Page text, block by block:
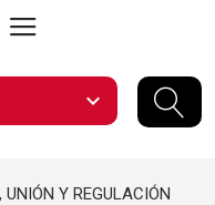
expand_more
Y REGULACIÓN